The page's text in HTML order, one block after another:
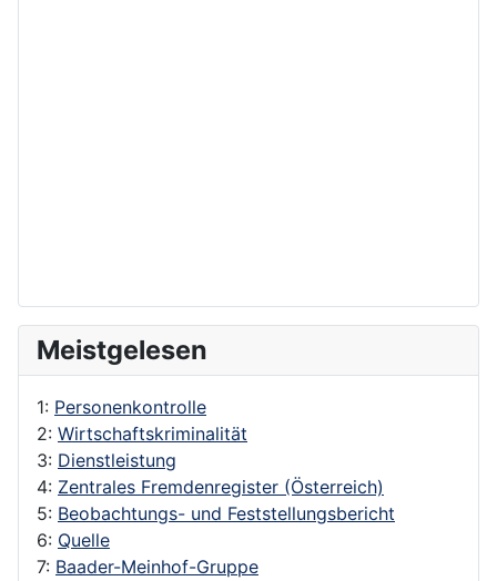
Meistgelesen
1: Personenkontrolle
2: Wirtschaftskriminalität
3: Dienstleistung
4: Zentrales Fremdenregister (Österreich)
5: Beobachtungs- und Feststellungsbericht
6: Quelle
7: Baader-Meinhof-Gruppe